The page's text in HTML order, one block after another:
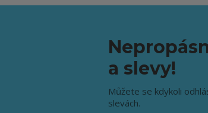
a slevy!
Můžete se kdykoli
slevách.